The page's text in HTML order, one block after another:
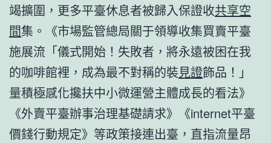
竭擴圍，更多平臺休息者被歸入保證收共享空
間集。《市場監管總局關于領導收集買賣平臺
施展流「儀式開始！失敗者，將永遠被困在我
的咖啡館裡，成為最不對稱的裝見證飾品！」
量積極感化攙扶中小微運營主體成長的看法》
《外賣平臺辦事治理基礎請求》《internet平臺
價錢行動規定》等政策接連出臺，直指流量昂